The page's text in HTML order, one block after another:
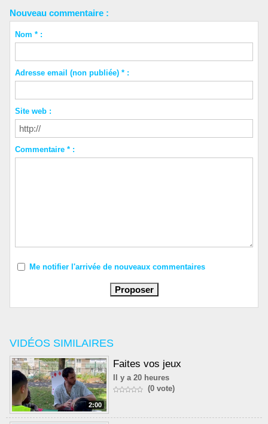
VIDÉOS SIMILAIRES
2:00
Faites vos jeux
Il y a 20 heures
(0 vote)
Nouveau commentaire :
Nom * :
Adresse email (non publiée) * :
Site web :
Commentaire * :
Me notifier l'arrivée de nouveaux commentaires